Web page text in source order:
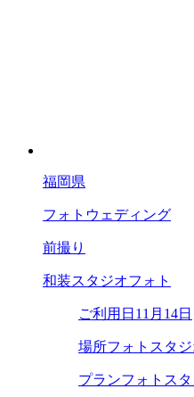
福岡県
フォトウェディング
前撮り
和装スタジオフォト
ご利用日 11月14日
場所フォトスタ
プランフォトスタ